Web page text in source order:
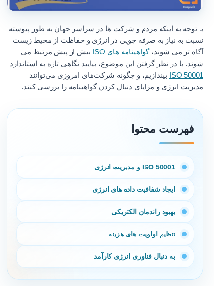
با توجه به اینکه مردم و شرکت ها در سراسر جهان به طور پیوسته
نسبت به نیاز به صرفه جویی در انرژی و حفاظت از محیط زیست
آگاه تر می شوند،گواهینامه های ISO
بیش از پیش مرتبط می
شوند. با در نظر گرفتن این موضوع، بیایید نگاهی تازه به استاندارد
ISO 50001بیندازیم، و چگونه شرکت‌های امروزی می‌توانند
مدیریت انرژی و مزایای دنبال کردن گواهینامه را بررسی کنند.
فهرست محتوا
ISO 50001 و مدیریت انرژی
ایجاد شفافیت داده های انرژی
بهبود راندمان الکتریکی
تنظیم اولویت های هزینه
به دنبال فناوری انرژی کارآمد